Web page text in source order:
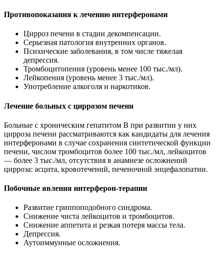
Противопоказания к лечению интерферонами
Цирроз печени в стадии декомпенсации.
Серьезная патология внутренних органов.
Психические заболевания, в том числе тяжелая
депрессия.
Тромбоцитопения (уровень менее 100 тыс./мл).
Лейкопения (уровень менее 3 тыс./мл).
Употребление алкоголя и наркотиков.
Лечение больных с циррозом печени
Больные с хроническим гепатитом В при развитии у них
цирроза печени рассматриваются как кандидаты для лечения
интерферонами в случае сохранения синтетической функции
печени, числом тромбоцитов более 100 тыс./мл, лейкоцитов
— более 3 тыс./мл, отсутствия в анамнезе осложнений
цирроза: асцита, кровотечений, печеночной энцефалопатии.
Побочные явления интерферон-терапии
Развитие гриппоподобного синдрома.
Снижение чиста лейкоцитов и тромбоцитов.
Снижение аппетита и резкая потеря массы тела.
Депрессия.
Аутоиммунные осложнения.